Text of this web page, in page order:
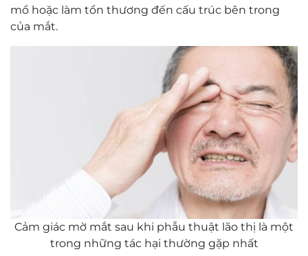
mổ hoặc làm tổn thương đến cấu trúc bên trong
của mắt.
Cảm giác mờ mắt sau khi phẫu thuật lão thị là một
trong những tác hại thường gặp nhất